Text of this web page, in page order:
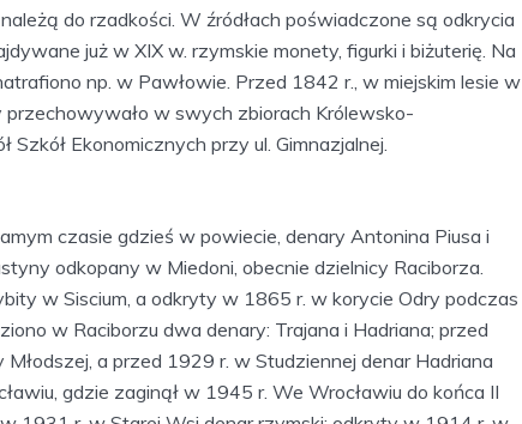
do rzadkości. W źródłach poświadczone są odkrycia
już w XIX w. rzymskie monety, figurki i biżuterię. Na
np. w Pawłowie. Przed 1842 r., w miejskim lesie w
przechowywało w swych zbiorach Królewsko-
Szkół Ekonomicznych przy ul. Gimnazjalnej.
czasie gdzieś w powiecie, denary Antonina Piusa i
odkopany w Miedoni, obecnie dzielnicy Raciborza.
w Siscium, a odkryty w 1865 r. w korycie Odry podczas
w Raciborzu dwa denary: Trajana i Hadriana; przed
a przed 1929 r. w Studziennej denar Hadriana
gdzie zaginął w 1945 r. We Wrocławiu do końca II